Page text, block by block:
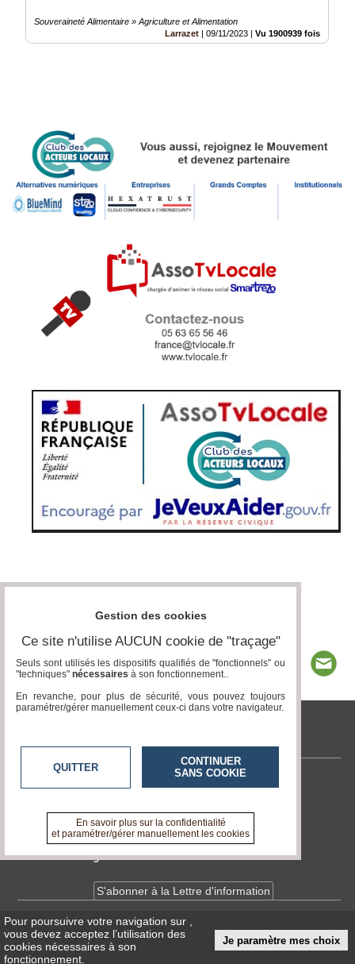
Souveraineté Alimentaire » Agriculture et Alimentation
Larrazet | 09/11/2023 | Vu 1900939 fois
www.acteurs-locaux.fr
Contactez-nous
A propos de www.acteurs-locaux.fr
Devenir délégué
S'abonner à la Lettre d'information
InfosCNIL/RGPD
Conditions Générales d'Utilisation
Pour poursuivre votre navigation sur
vous devez acceptez l’utilisation des
cookies nécessaires à son
fonctionnement.
Je paramètre mes choix
Gestion des cookies
Ce site n'utilise AUCUN cookie de "traçage"
Seuls sont utilisés les dispositifs qualifiés de "fonctionnels" ou
"techniques" nécessaires à son fonctionnement..
En revanche, pour plus de sécurité, vous pouvez toujours
paramétrer/gérer manuellement ceux-ci dans votre navigateur.
QUITTER
CONTINUER
SANS COOKIE
En savoir plus sur la confidentialité
et paramétrer/gérer manuellement les cookies